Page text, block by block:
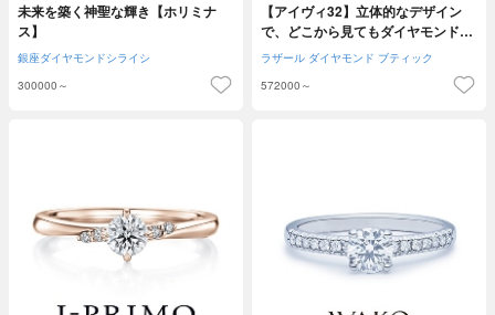
未来を築く神聖な輝き【ホリミナ
ス】
銀座ダイヤモンドシライシ
300000～
【アイヴィ32】立体的なデザイン
で、どこから見てもダイヤモンドが
美しい。
ラザール ダイヤモンド ブティック
572000～